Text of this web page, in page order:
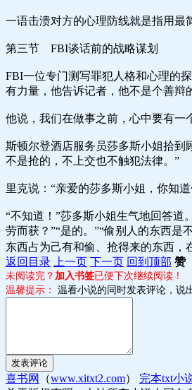
一语击溃对方的心理防线就是指用最
第三节 FBI谈话前的战略谋划
FBI一位专门测写罪犯人格和心理的
有力量，他告诉记者，他不是个善辩
他说，我们在做事之前，心中要有一
斯顿尔登酒店服务员莎多斯小姐拾到
不是抢的，不上交也不触犯法律。”
里克说：“亲爱的莎多斯小姐，你知
“不知道！”莎多斯小姐生气地回答道
劳而获？”“是的。”“偷别人的东西
东西占为己有和偷、抢得来的东西
返回目录
上一页 下一页 回到顶部 赞
未阅读完？ 加入书签已便下次继续阅读！
温馨提示：
温看小说的同时发表评论，说
喜书网 （www.xitxt2.com） 完本txt小